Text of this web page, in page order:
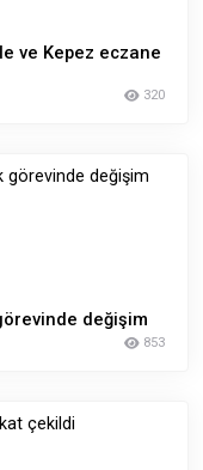
ve Kepez eczane
320
değişim
853